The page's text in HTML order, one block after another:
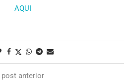
AQUI
post anterior